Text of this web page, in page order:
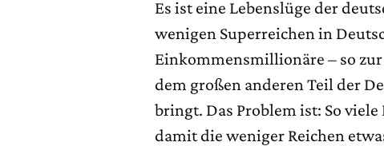
Es ist eine Lebenslüge der
wenigen Superreichen in
Einkommensmillionäre – so zur
dem großen anderen Teil der
bringt. Das Problem ist: So
damit die weniger Reichen